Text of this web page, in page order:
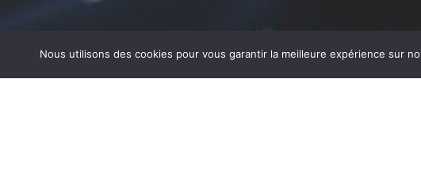
Nous utilisons des cookies pour vous garantir la meilleure expérience sur